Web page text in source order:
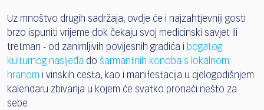
Uz mnoštvo drugih sadržaja, ovdje će i najzahtjevniji gosti
brzo ispuniti vrijeme dok čekaju svoj medicinski savjet ili
tretman - od zanimljivih povijesnih gradića i
bogatog
kulturnog nasljeđa do šarmantnih konoba s lokalnom
hranom i vinskih cesta, kao i manifestacija u cjelogodišnjem
kalendaru zbivanja u kojem će svatko pronaći nešto za
sebe.